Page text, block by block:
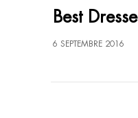
Best
6 SEPTEMBRE 2016